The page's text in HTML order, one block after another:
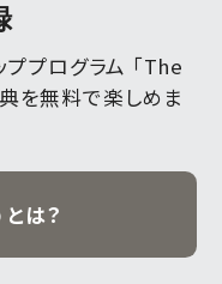
プログラム 「The
を無料で楽しめま
は？